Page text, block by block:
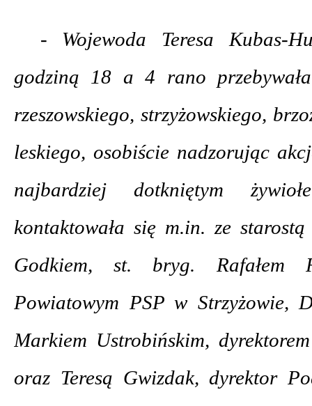
- Wojewoda Teresa Kubas-
godziną 18 a 4 rano
rzeszowskiego, strzyżowskiego,
leskiego, osobiście nadzorując
najbardziej dotkniętym
kontaktowała się m.in. ze
Godkiem, st. bryg. Rafałem
Powiatowym PSP w Strzyżowie,
Markiem Ustrobińskim,
oraz Teresą Gwizdak, dyrektor